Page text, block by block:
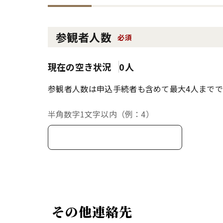
参観者人数 必須
現在の空き状況 0人
参観者人数は申込手続者も含めて最大4人まで
半角数字1文字以内（例：4）
その他連絡先